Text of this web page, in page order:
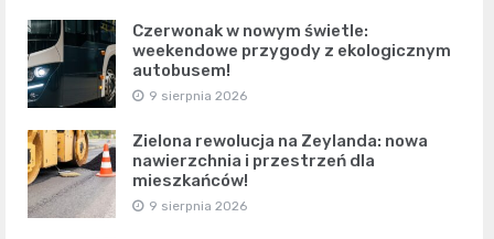
Czerwonak w nowym świetle:
weekendowe przygody z ekologicznym
autobusem!
9 sierpnia 2026
Zielona rewolucja na Zeylanda: nowa
nawierzchnia i przestrzeń dla
mieszkańców!
9 sierpnia 2026